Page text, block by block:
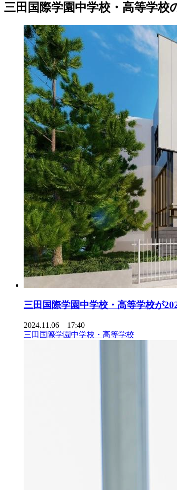
三田国際学園中学校・高等学校
三田国際学園中学校・高等学校が
2024.11.06 17:40
三田国際学園中学校・高等学校